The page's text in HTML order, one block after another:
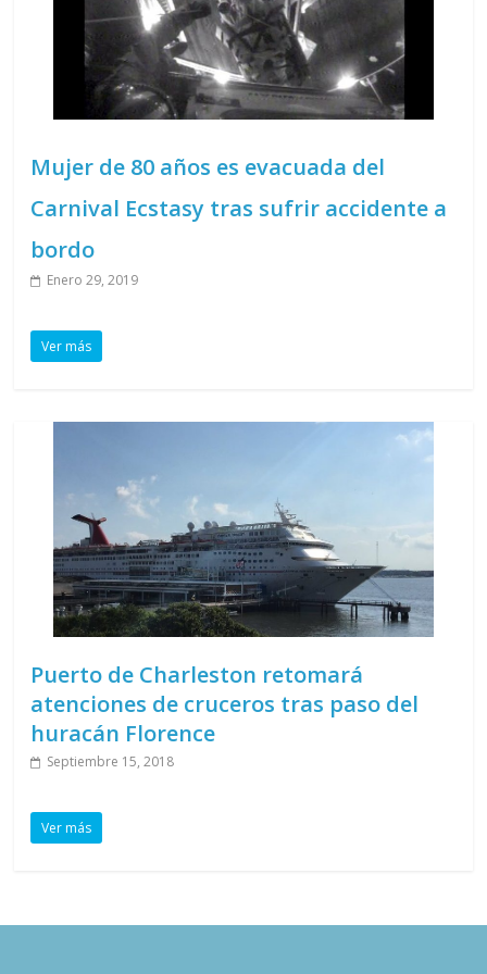
Mujer de 80 años es evacuada del
Carnival Ecstasy tras sufrir accidente a
bordo
Enero 29, 2019
Ver más
Puerto de Charleston retomará
atenciones de cruceros tras paso del
huracán Florence
Septiembre 15, 2018
Ver más